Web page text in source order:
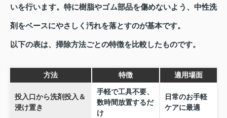
いを行います。特に樹脂やゴム部品を傷めないよう、中性洗
剤をベースにやさしく汚れを落とすのが基本です。
以下の表は、掃除方法ごとの特徴を比較したものです。
方法 特徴 適用場面
投入口から洗剤投入＆
浸け置き
手軽で工具不要、
数時間放置するだ
け
日常のお手軽
ケアに最適